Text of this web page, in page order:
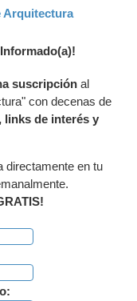
Arquitectura
suscripción al
con decenas de
links de interés y
directamente en tu